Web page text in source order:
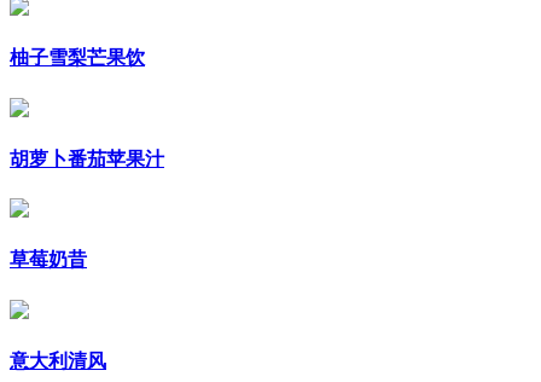
柚子雪梨芒果饮
胡萝卜番茄苹果汁
草莓奶昔
意大利清风